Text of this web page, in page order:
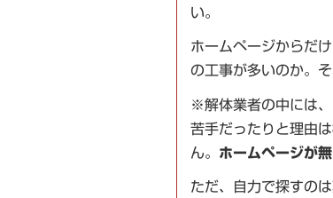
い。
ホームページからだ
の工事が多いのか。
※解体業者の中には
苦手だったりと理由
ん。 ホームページが
ただ、自力で探すの